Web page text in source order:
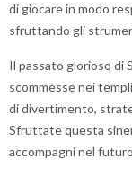
di giocare in modo
sfruttando gli
Il passato glorioso di
scommesse nei
di divertimento,
Sfruttate questa
accompagni nel